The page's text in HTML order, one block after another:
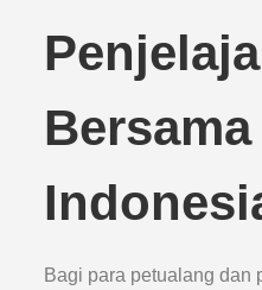
Bagi para petualang dan